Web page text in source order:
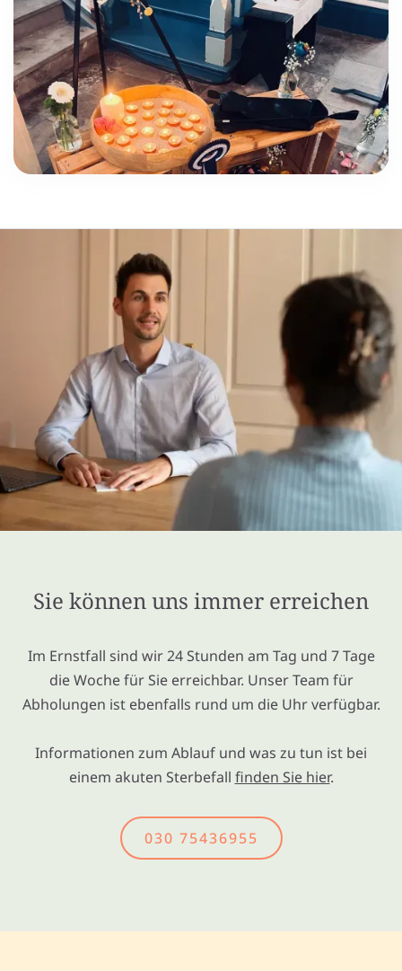
Sie können uns immer erreichen
Im Ernstfall sind wir 24 Stunden am Tag und 7 Tage
die Woche für Sie erreichbar. Unser Team für
Abholungen ist ebenfalls rund um die Uhr verfügbar.
Informationen zum Ablauf und was zu tun ist bei
einem akuten Sterbefall finden Sie hier.
030 75436955